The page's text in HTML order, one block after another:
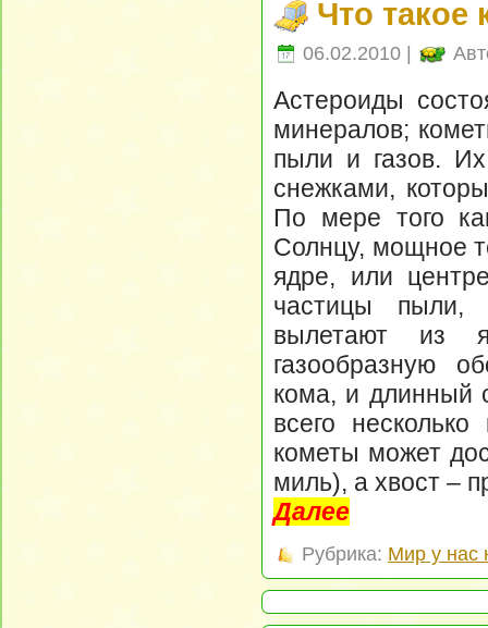
Что такое
06.02.2010 |
Астероиды
минералов;
пыли и газов. Их
снежками,
По мере того
Солнцу, мощное
ядре, или
частицы
вылетают из
газообразную
кома, и длинный
всего
кометы может
миль), а хвост –
Далее
Рубрика: Мир у нас